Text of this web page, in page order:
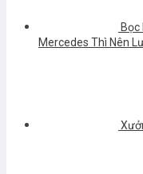
Bọc
Mercedes Thì Nên